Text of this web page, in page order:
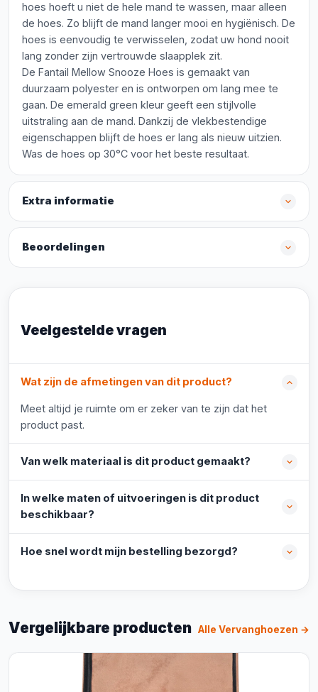
hoes hoeft u niet de hele mand te wassen, maar alleen
de hoes. Zo blijft de mand langer mooi en hygiënisch. De
hoes is eenvoudig te verwisselen, zodat uw hond nooit
lang zonder zijn vertrouwde slaapplek zit.
De Fantail Mellow Snooze Hoes is gemaakt van
duurzaam polyester en is ontworpen om lang mee te
gaan. De emerald green kleur geeft een stijlvolle
uitstraling aan de mand. Dankzij de vlekbestendige
eigenschappen blijft de hoes er lang als nieuw uitzien.
Was de hoes op 30°C voor het beste resultaat.
Extra informatie
Beoordelingen
Veelgestelde vragen
Wat zijn de afmetingen van dit product?
Meet altijd je ruimte om er zeker van te zijn dat het
product past.
Van welk materiaal is dit product gemaakt?
In welke maten of uitvoeringen is dit product
beschikbaar?
Hoe snel wordt mijn bestelling bezorgd?
Vergelijkbare producten Alle Vervanghoezen →